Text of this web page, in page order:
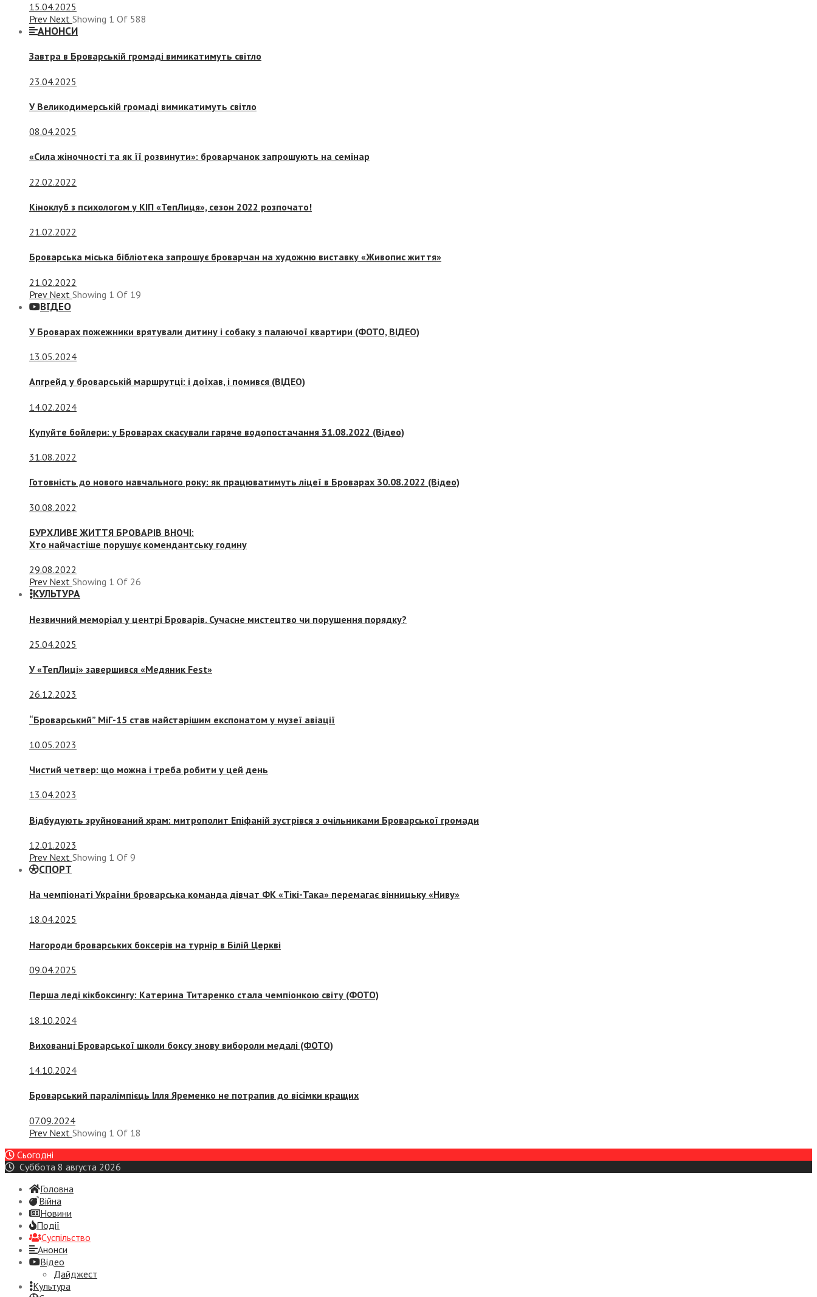
15.04.2025
Prev Next Showing 1 Of 588
АНОНСИ
Завтра в Броварській громаді вимикатимуть світло
23.04.2025
У Великодимерській громаді вимикатимуть світло
08.04.2025
«Сила жіночності та як її розвинути»: броварчанок запрошують на семінар
22.02.2022
Кіноклуб з психологом у КІП «ТепЛиця», сезон 2022 розпочато!
21.02.2022
Броварська міська бібліотека запрошує броварчан на художню виставку «Живопис життя»
21.02.2022
Prev Next Showing 1 Of 19
ВІДЕО
У Броварах пожежники врятували дитину і собаку з палаючої квартири (ФОТО, ВІДЕО)
13.05.2024
Апгрейд у броварській маршрутці: і доїхав, і помився (ВІДЕО)
14.02.2024
Купуйте бойлери: у Броварах скасували гаряче водопостачання 31.08.2022 (Відео)
31.08.2022
Готовність до нового навчального року: як працюватимуть ліцеї в Броварах 30.08.2022 (Відео)
30.08.2022
БУРХЛИВЕ ЖИТТЯ БРОВАРІВ ВНОЧІ:
Хто найчастіше порушує комендантську годину
29.08.2022
Prev Next Showing 1 Of 26
КУЛЬТУРА
Незвичний меморіал у центрі Броварів. Сучасне мистецтво чи порушення порядку?
25.04.2025
У «ТепЛиці» завершився «Медяник Fest»
26.12.2023
“Броварський” МіГ-15 став найстарішим експонатом у музеї авіації
10.05.2023
Чистий четвер: що можна і треба робити у цей день
13.04.2023
Відбудують зруйнований храм: митрополит Епіфаній зустрівся з очільниками Броварської громади
12.01.2023
Prev Next Showing 1 Of 9
СПОРТ
На чемпіонаті України броварська команда дівчат ФК «Тікі-Така» перемагає вінницьку «Ниву»
18.04.2025
Нагороди броварських боксерів на турнір в Білій Церкві
09.04.2025
Перша леді кікбоксингу: Катерина Титаренко стала чемпіонкою світу (ФОТО)
18.10.2024
Вихованці Броварської школи боксу знову вибороли медалі (ФОТО)
14.10.2024
Броварський паралімпієць Ілля Яременко не потрапив до вісімки кращих
07.09.2024
Prev Next Showing 1 Of 18
Сьогодні
Суббота 8 августа 2026
Головна
Війна
Новини
Події
Суспiльство
Анонси
Відео
Дайджест
Культура